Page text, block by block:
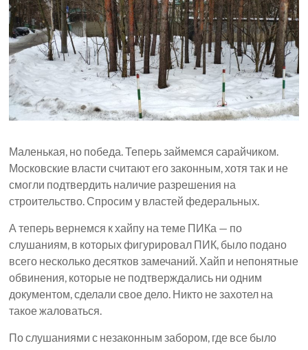
Маленькая, но победа. Теперь займемся сарайчиком.
Московские власти считают его законным, хотя так и не
смогли подтвердить наличие разрешения на
строительство. Спросим у властей федеральных.
А теперь вернемся к хайпу на теме ПИКа — по
слушаниям, в которых фигурировал ПИК, было подано
всего несколько десятков замечаний. Хайп и непонятные
обвинения, которые не подтверждались ни одним
документом, сделали свое дело. Никто не захотел на
такое жаловаться.
По слушаниями с незаконным забором, где все было